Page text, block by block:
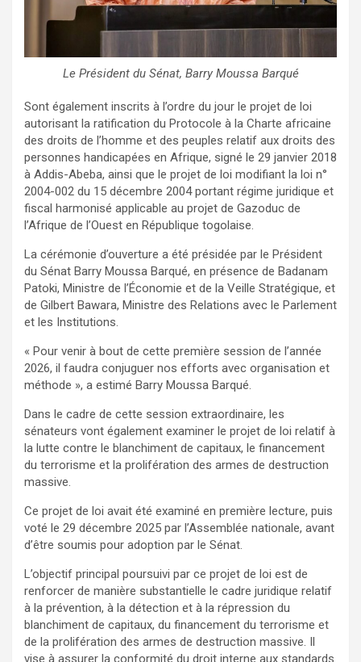
Le Président du Sénat, Barry Moussa Barqué
Sont également inscrits à l’ordre du jour le projet de loi
autorisant la ratification du Protocole à la Charte africaine
des droits de l’homme et des peuples relatif aux droits des
personnes handicapées en Afrique, signé le 29 janvier 2018
à Addis-Abeba, ainsi que le projet de loi modifiant la loi n°
2004-002 du 15 décembre 2004 portant régime juridique et
fiscal harmonisé applicable au projet de Gazoduc de
l’Afrique de l’Ouest en République togolaise.
La cérémonie d’ouverture a été présidée par le Président
du Sénat Barry Moussa Barqué, en présence de Badanam
Patoki, Ministre de l’Économie et de la Veille Stratégique, et
de Gilbert Bawara, Ministre des Relations avec le Parlement
et les Institutions.
« Pour venir à bout de cette première session de l’année
2026, il faudra conjuguer nos efforts avec organisation et
méthode », a estimé Barry Moussa Barqué.
Dans le cadre de cette session extraordinaire, les
sénateurs vont également examiner le projet de loi relatif à
la lutte contre le blanchiment de capitaux, le financement
du terrorisme et la prolifération des armes de destruction
massive.
Ce projet de loi avait été examiné en première lecture, puis
voté le 29 décembre 2025 par l’Assemblée nationale, avant
d’être soumis pour adoption par le Sénat.
L’objectif principal poursuivi par ce projet de loi est de
renforcer de manière substantielle le cadre juridique relatif
à la prévention, à la détection et à la répression du
blanchiment de capitaux, du financement du terrorisme et
de la prolifération des armes de destruction massive. Il
vise à assurer la conformité du droit interne aux standards